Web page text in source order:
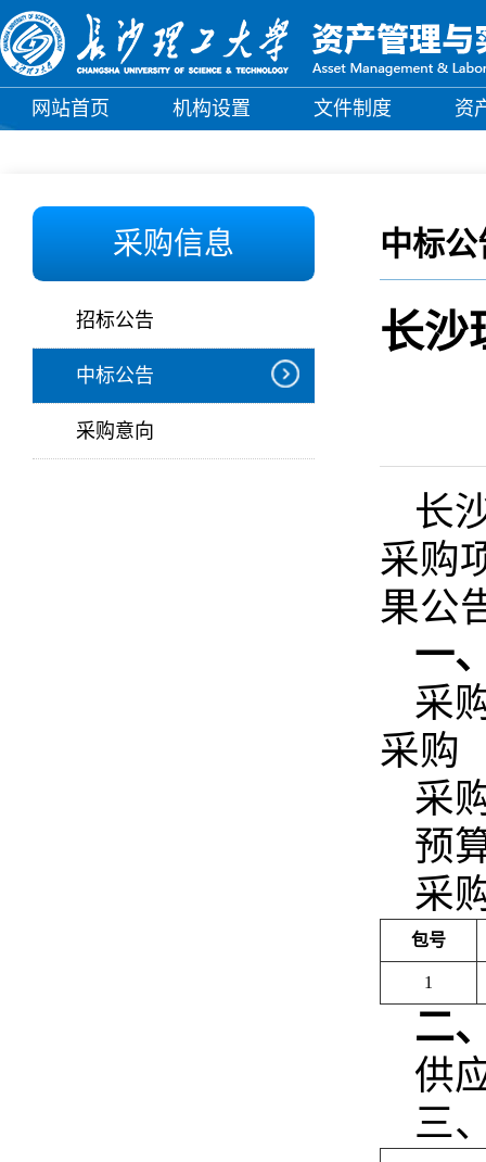
网站首页 机构设置 文件制度 资
采购信息
招标公告
中标公告
采购意向
中标公
长沙
长
采购
果公
一
采
采购
采
预
采
包号
1
二
供
三